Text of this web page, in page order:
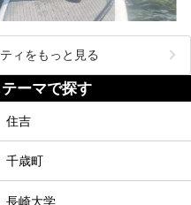
ィをもっと見る
ーマで探す
住吉
千歳町
長崎大学